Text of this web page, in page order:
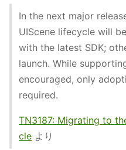
In the next major
UIScene lifecycle will
with the latest SDK;
launch. While
encouraged, only
required.
TN3187: Migrating to
cle より